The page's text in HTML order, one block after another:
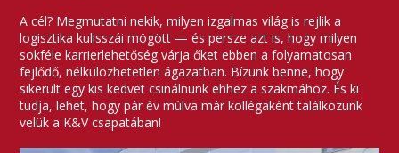
A cél? Megmutatni nekik, milyen izgalmas világ is rejlik a
logisztika kulisszái mögött — és persze azt is, hogy milyen
sokféle karrierlehetőség várja őket ebben a folyamatosan
fejlődő, nélkülözhetetlen ágazatban. Bízunk benne, hogy
sikerült egy kis kedvet csinálnunk ehhez a szakmához. És ki
tudja, lehet, hogy pár év múlva már kollégaként találkozunk
velük a K&V csapatában!